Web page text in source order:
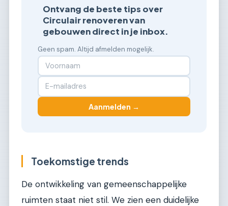
Ontvang de beste tips over
Circulair renoveren van
gebouwen direct in je inbox.
Geen spam. Altijd afmelden mogelijk.
Aanmelden →
Toekomstige trends
De ontwikkeling van gemeenschappelijke
ruimten staat niet stil. We zien een duidelijke